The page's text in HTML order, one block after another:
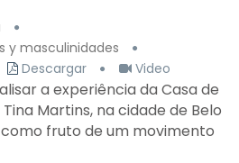
y masculinidades
Descargar Video
a experiência da Casa de
Martins, na cidade de Belo
fruto de um movimento